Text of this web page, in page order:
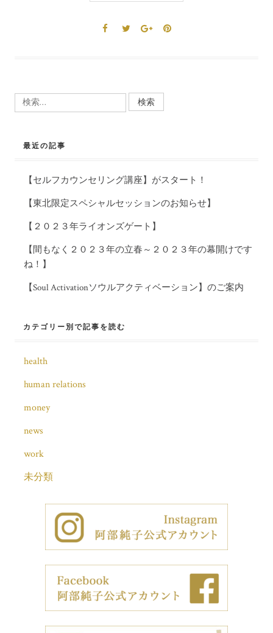
検
索:
最近の記事
【セルフカウンセリング講座】がスタート！
【東北限定スペシャルセッションのお知らせ】
【２０２３年ライオンズゲート】
【間もなく２０２３年の立春～２０２３年の幕開けです
ね！】
【Soul Activationソウルアクティベーション】のご案内
カテゴリー別で記事を読む
health
human relations
money
news
work
未分類